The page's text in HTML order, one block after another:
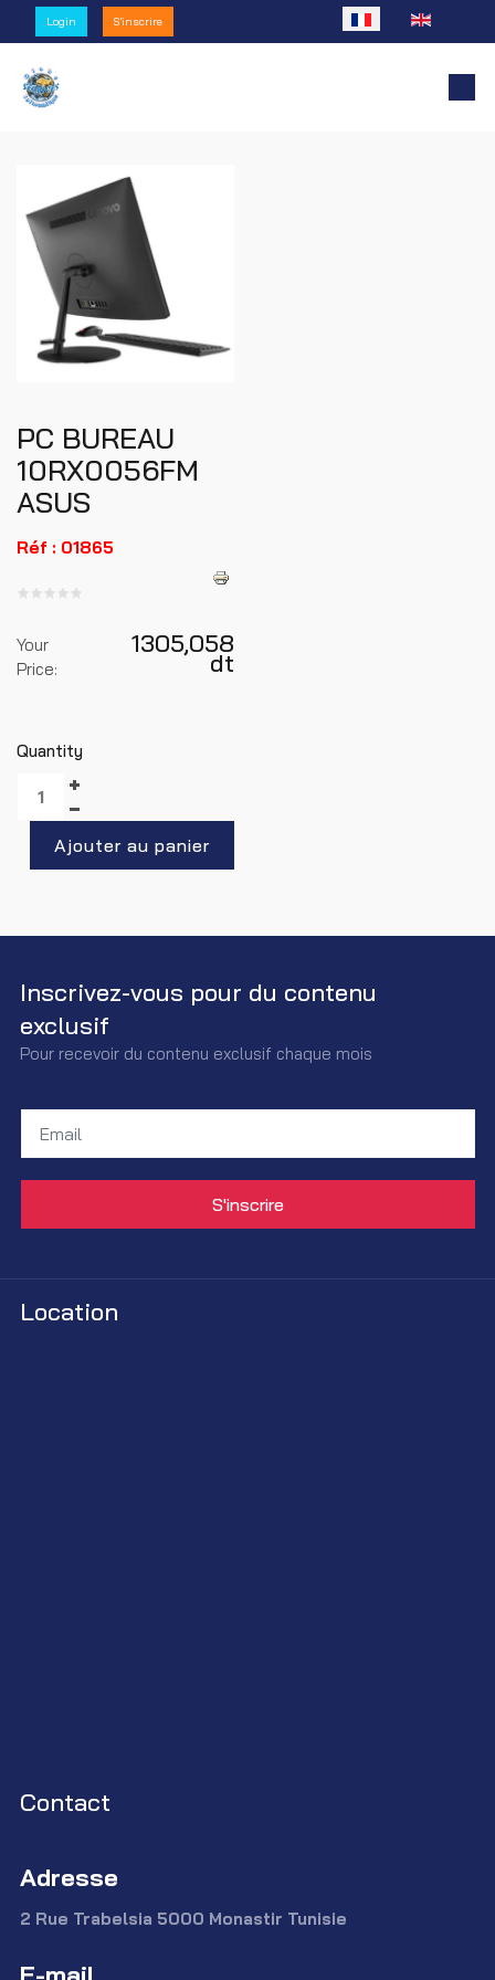
Login S'inscrire Sélectionnez votre
PC BUREAU
10RX0056FM
ASUS
Réf : 01865
Your
Price:
1305,058
dt
Quantity
Inscrivez-vous pour du contenu
exclusif
Pour recevoir du contenu exclusif chaque mois
Location
Contact
Adresse
2 Rue Trabelsia 5000 Monastir Tunisie